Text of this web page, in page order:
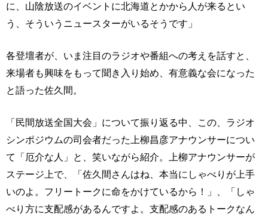
に、山陰放送のイベントに北海道とかから人が来るとい
う、そういうニュースターがいるそうです」
各登壇者が、いま注目のラジオや番組への考えを話すと、
来場者も興味をもって聞き入り始め、有意義な会になった
と語った佐久間。
「民間放送全国大会」について振り返る中、この、ラジオ
シンポジウムの司会者だった上柳昌彦アナウンサーについ
て「厄介な人」と、笑いながら紹介。上柳アナウンサーが
ステージ上で、「佐久間さんはね、本当にしゃべりが上手
いのよ。フリートークに命をかけているから！」、「しゃ
べり方に支配感があるんですよ。支配感のあるトークなん